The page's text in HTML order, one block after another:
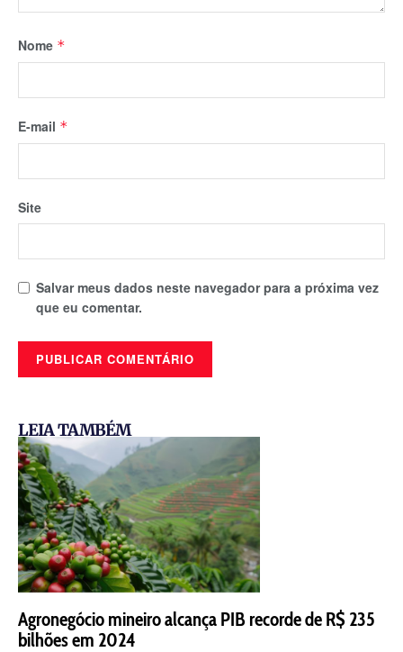
Nome *
E-mail *
Site
Salvar meus dados neste navegador para a próxima vez
que eu comentar.
LEIA TAMBÉM
Agronegócio mineiro alcança PIB recorde de R$ 235
bilhões em 2024